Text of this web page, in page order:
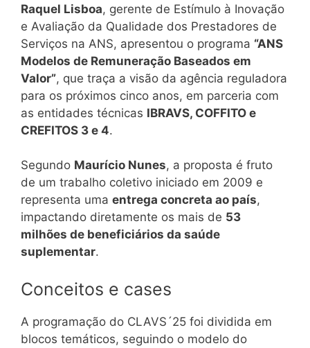
Raquel Lisboa, gerente de Estímulo à Inovação
e Avaliação da Qualidade dos Prestadores de
Serviços na ANS, apresentou o programa “ANS
Modelos de Remuneração Baseados em
Valor”, que traça a visão da agência reguladora
para os próximos cinco anos, em parceria com
as entidades técnicas IBRAVS, COFFITO e
CREFITOS 3 e 4.
Segundo Maurício Nunes, a proposta é fruto
de um trabalho coletivo iniciado em 2009 e
representa uma entrega concreta ao país,
impactando diretamente os mais de 53
milhões de beneficiários da saúde
suplementar.
Conceitos e cases
A programação do CLAVS´25 foi dividida em
blocos temáticos, seguindo o modelo do